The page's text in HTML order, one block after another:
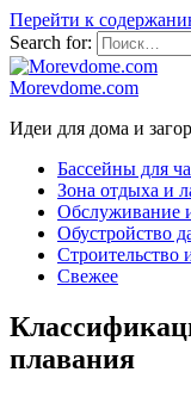
Перейти к
Search for:
Morevdome.com
Идеи для дома и
Бассейны для
Зона отдыха и
Обслуживание
Обустройство
Строительство
Свежее
плавания